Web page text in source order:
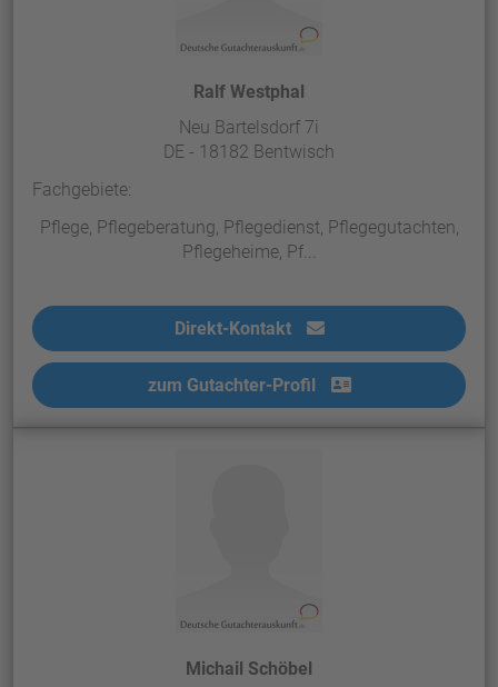
Ralf Westphal
Neu Bartelsdorf 7i
DE - 18182 Bentwisch
Fachgebiete:
Pflege, Pflegeberatung, Pflegedienst, Pflegegutachten,
Pflegeheime, Pf...
Direkt-Kontakt
zum Gutachter-Profil
Michail Schöbel